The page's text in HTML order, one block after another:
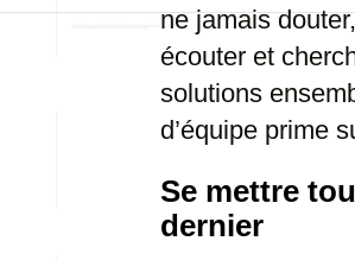
ne jamais
écouter et
solutions
d’équipe prime
Se mettre
dernier